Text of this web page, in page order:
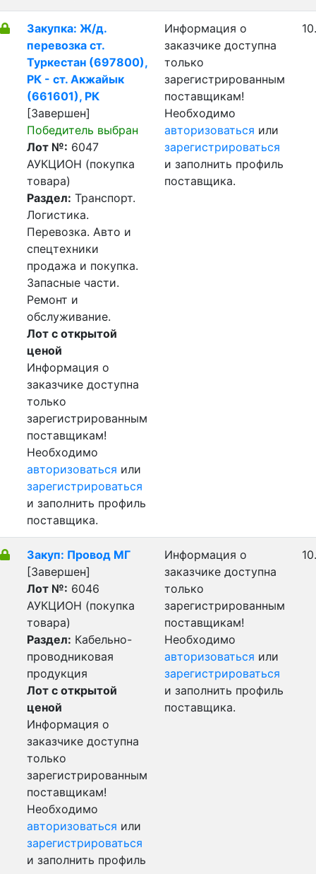
Закупка: Ж/д.
перевозка ст.
Туркестан (697800),
РК - ст. Акжайык
(661601), РК
[Завершен]
Победитель выбран
Лот №: 6047
АУКЦИОН (покупка
товара)
Раздел: Транспорт.
Логистика.
Перевозка. Авто и
спецтехники
продажа и покупка.
Запасные части.
Ремонт и
обслуживание.
Лот с открытой
ценой
Информация о
заказчике доступна
только
зарегистрированным
поставщикам!
Необходимо
авторизоваться или
зарегистрироваться
и заполнить профиль
поставщика.
Информация о
заказчике доступна
только
зарегистрированным
поставщикам!
Необходимо
авторизоваться или
зарегистрироваться
и заполнить профиль
поставщика.
Закуп: Провод МГ
[Завершен]
Лот №: 6046
АУКЦИОН (покупка
товара)
Раздел: Кабельно-
проводниковая
продукция
Лот с открытой
ценой
Информация о
заказчике доступна
только
зарегистрированным
поставщикам!
Необходимо
авторизоваться или
зарегистрироваться
и заполнить профиль
Информация о
заказчике доступна
только
зарегистрированным
поставщикам!
Необходимо
авторизоваться или
зарегистрироваться
и заполнить профиль
поставщика.